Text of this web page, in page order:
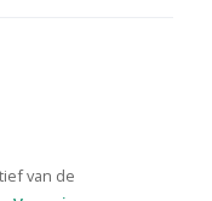
van de